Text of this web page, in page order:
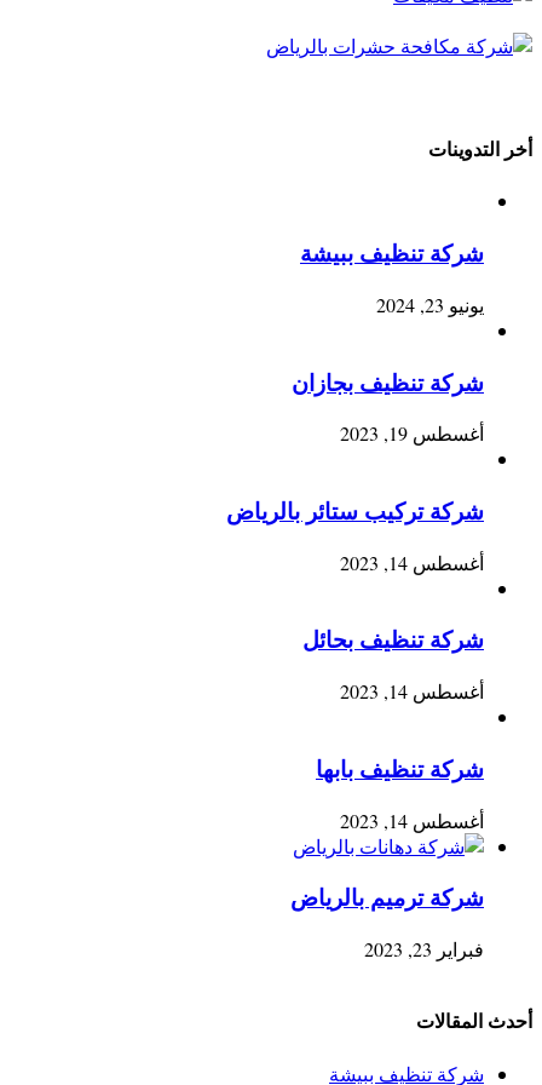
أخر التدوينات
شركة تنظيف ببيشة
يونيو 23, 2024
شركة تنظيف بجازان
أغسطس 19, 2023
شركة تركيب ستائر بالرياض
أغسطس 14, 2023
شركة تنظيف بحائل
أغسطس 14, 2023
شركة تنظيف بابها
أغسطس 14, 2023
شركة ترميم بالرياض
فبراير 23, 2023
أحدث المقالات
شركة تنظيف ببيشة